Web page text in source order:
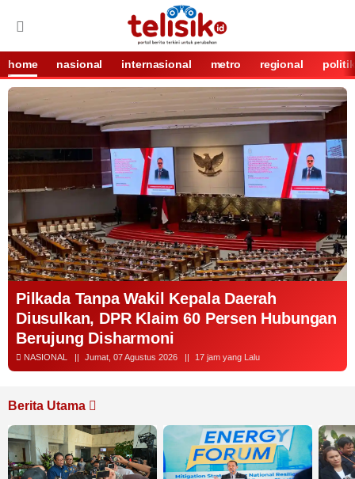
home nasional internasional metro regional politik
Pilkada Tanpa Wakil Kepala Daerah
Diusulkan, DPR Klaim 60 Persen Hubungan
Berujung Disharmoni
NASIONAL Jumat, 07 Agustus 2026 17 jam yang Lalu
Berita Utama